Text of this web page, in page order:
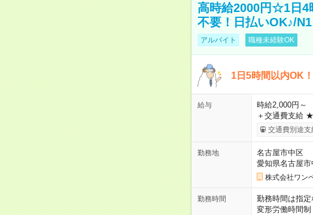
高時給2000円☆1日4
不要！日払いOK♪/N1
アルバイト 職種未経験OK
1日5時間以内OK
給与
時給2,000円～
＋交通費支給
交通費別途支
勤務地
名古屋市中区
愛知県名古屋市
株式会社ワン
勤務時間
勤務時間は指定
変形労働時間